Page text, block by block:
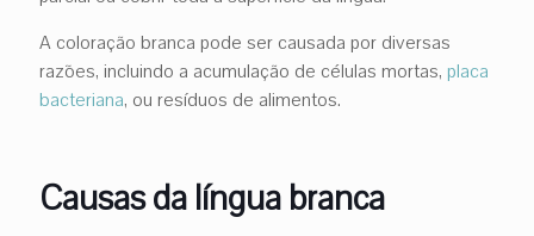
A coloração branca pode ser causada por diversas
razões, incluindo a acumulação de células mortas, placa
bacteriana, ou resíduos de alimentos.
Causas da língua branca